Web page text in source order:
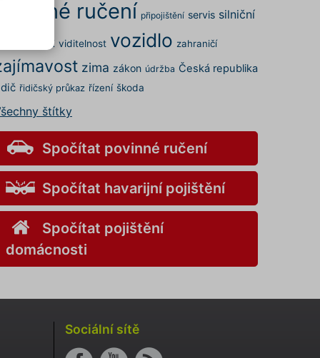
povinné ručení připojištění servis silniční
STK viditelnost vozidlo zahraničí
zima zákon údržba Česká republika
řidičský průkaz řízení škoda
štítky
Spočítat povinné ručení
Spočítat havarijní pojištění
Spočítat pojištění
domácnosti
Sociální sítě
v